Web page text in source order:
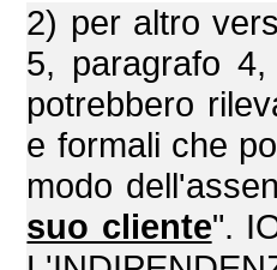
2) per altro
5, paragrafo
potrebbero
e formali che
modo
suo cliente".